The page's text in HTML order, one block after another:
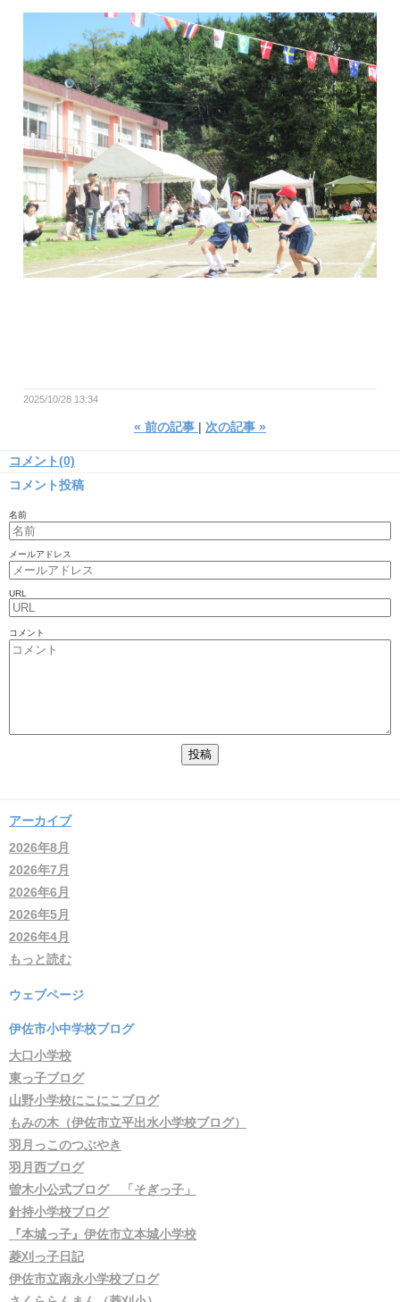
2025/10/28 13:34
« 前の記事 次の記事 »
コメント(0)
コメント投稿
名前
メールアドレス
URL
コメント
アーカイブ
2026年8月
2026年7月
2026年6月
2026年5月
2026年4月
もっと読む
ウェブページ
伊佐市小中学校ブログ
大口小学校
東っ子ブログ
山野小学校にこにこブログ
もみの木（伊佐市立平出水小学校ブログ）
羽月っこのつぶやき
羽月西ブログ
曽木小公式ブログ 「そぎっ子」
針持小学校ブログ
『本城っ子』伊佐市立本城小学校
菱刈っ子日記
伊佐市立南永小学校ブログ